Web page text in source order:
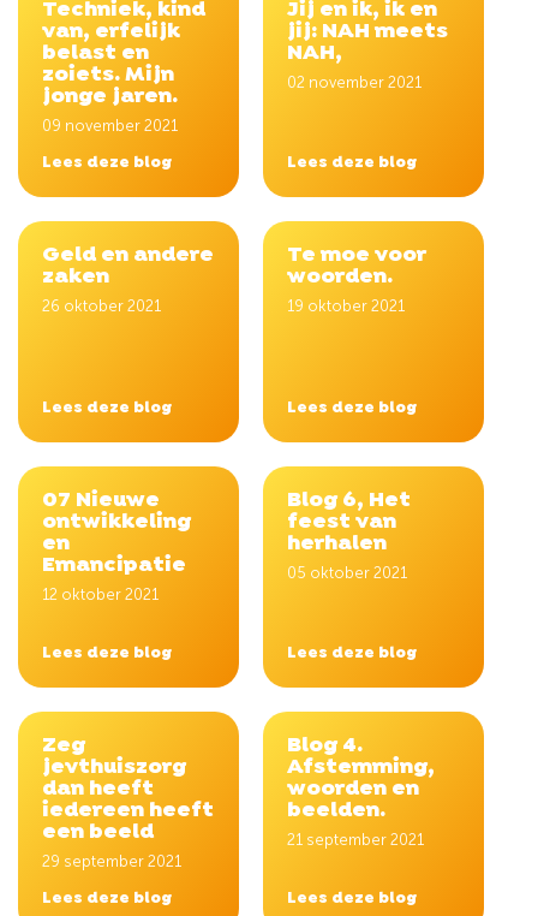
Techniek, kind
van, erfelijk
belast en
zoiets. Mijn
jonge jaren.
09 november 2021
Lees deze blog
Jij en ik, ik en
jij: NAH meets
NAH,
02 november 2021
Lees deze blog
Geld en andere
zaken
26 oktober 2021
Lees deze blog
Te moe voor
woorden.
19 oktober 2021
Lees deze blog
07 Nieuwe
ontwikkeling
en
Emancipatie
12 oktober 2021
Lees deze blog
Blog 6, Het
feest van
herhalen
05 oktober 2021
Lees deze blog
Zeg
jevthuiszorg
dan heeft
iedereen heeft
een beeld
29 september 2021
Lees deze blog
Blog 4.
Afstemming,
woorden en
beelden.
21 september 2021
Lees deze blog